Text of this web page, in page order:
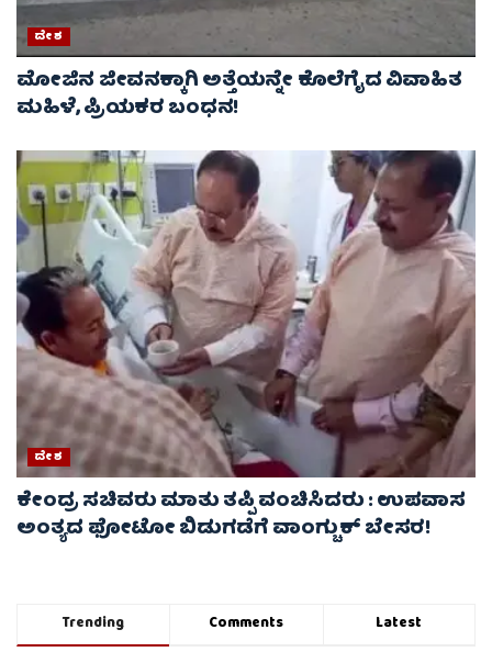
ದೇಶ
ಮೋಜಿನ ಜೀವನಕ್ಕಾಗಿ ಅತ್ತೆಯನ್ನೇ ಕೊಲೆಗೈದ ವಿವಾಹಿತ
ಮಹಿಳೆ, ಪ್ರಿಯಕರ ಬಂಧನ!
ದೇಶ
ಕೇಂದ್ರ ಸಚಿವರು ಮಾತು ತಪ್ಪಿ ವಂಚಿಸಿದರು : ಉಪವಾಸ
ಅಂತ್ಯದ ಫೋಟೋ ಬಿಡುಗಡೆಗೆ ವಾಂಗ್ಚುಕ್ ಬೇಸರ!
Trending Comments Latest